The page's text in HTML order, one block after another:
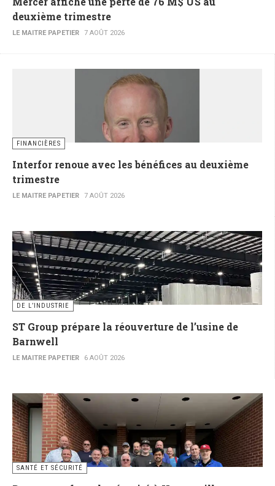
deuxième trimestre
LE MAITRE PAPETIER 7 AOÛT 2026
FINANCIÈRES
Interfor renoue avec les bénéfices au deuxième
trimestre
LE MAITRE PAPETIER 7 AOÛT 2026
DE L’INDUSTRIE
ST Group prépare la réouverture de l’usine de
Barnwell
LE MAITRE PAPETIER 6 AOÛT 2026
SANTÉ ET SÉCURITÉ